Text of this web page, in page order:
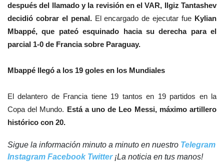
después del llamado y la revisión en el VAR, Ilgiz Tantashev
decidió cobrar el penal. El encargado de ejecutar fue Kylian
Mbappé, que pateó esquinado hacia su derecha para el
parcial 1-0 de Francia sobre Paraguay.
Mbappé llegó a los 19 goles en los Mundiales
El delantero de Francia tiene 19 tantos en 19 partidos en la
Copa del Mundo. Está a uno de Leo Messi, máximo artillero
histórico con 20.
Sigue la información minuto a minuto en nuestro Telegram
Instagram Facebook Twitter¡La noticia en tus manos!